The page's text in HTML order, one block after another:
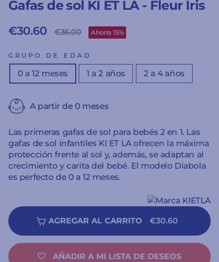
Gafas de sol KI ET LA - Fleur Iris
€30.60
Precio
€36.00
Precio
de
Ahorra 15%
GRUPO DE EDAD
0 a 12 meses 1 a 2 años 2 a 4 años
A partir de 0 meses
Las primeras gafas de sol para bebés 2 en 1. Las
gafas de sol infantiles KI ET LA ofrecen la máxima
protección frente al sol y, además, se adaptan al
crecimiento y carita del bebé. El modelo Diabola
es perfecto de 0 a 12 meses.
AGREGAR AL CARRITO €30.60
AÑADIR A MI LISTA DE DESEOS